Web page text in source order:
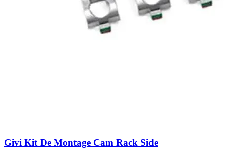
Givi Kit De Montage Cam Rack Side